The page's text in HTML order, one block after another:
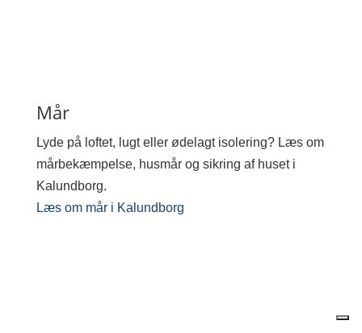
Mår
Lyde på loftet, lugt eller ødelagt isolering? Læs om
mårbekæmpelse, husmår og sikring af huset i
Kalundborg.
Læs om mår i Kalundborg